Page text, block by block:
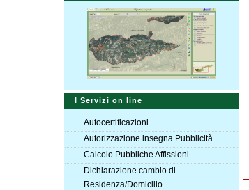
I Servizi on line
Autocertificazioni
Autorizzazione insegna Pubblicità
Calcolo Pubbliche Affissioni
Dichiarazione cambio di
Residenza/Domicilio